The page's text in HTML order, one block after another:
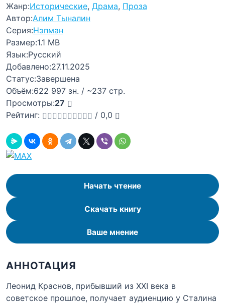
Жанр:Исторические, Драма, Проза
Автор:Алим Тыналин
Серия:Нэпман
Размер:1.1 MB
Язык:Русский
Добавлено:27.11.2025
Статус:Завершена
Объём:622 997 зн. / ~237 стр.
Просмотры:27
Рейтинг:
/ 0,0
Начать чтение
Скачать книгу
Ваше мнение
АННОТАЦИЯ
Леонид Краснов, прибывший из XXI века в
советское прошлое, получает аудиенцию у Сталина